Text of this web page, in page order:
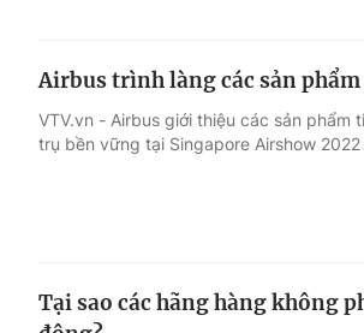
Airbus trình làng các sản
VTV.vn - Airbus giới thiệu các sản
trụ bền vững tại Singapore Airshow
Tại sao các hãng hàng không